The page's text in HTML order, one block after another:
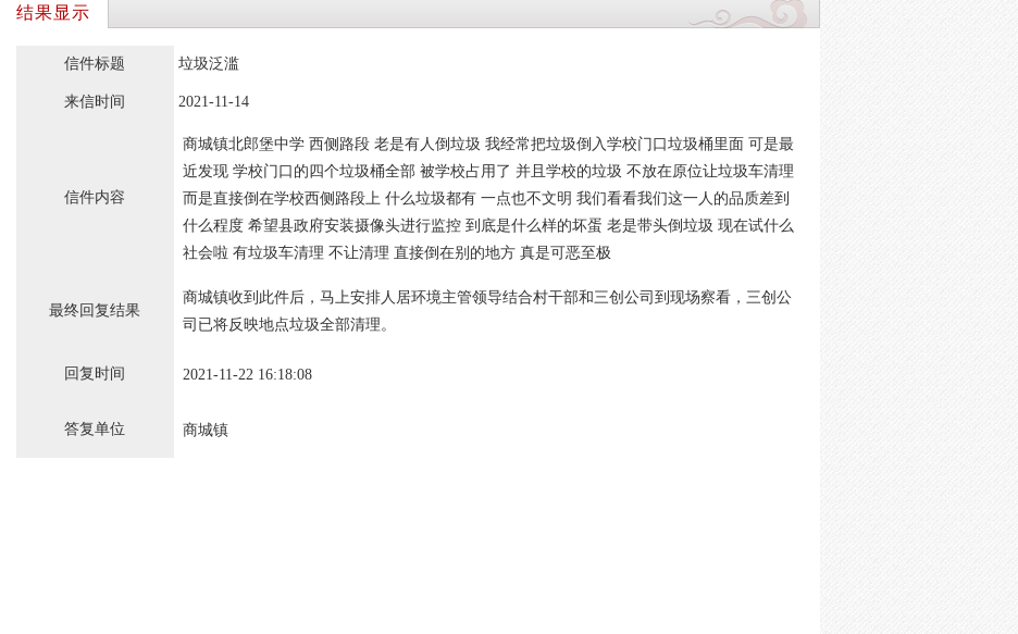
结果显示
信件标题 垃圾泛滥
来信时间 2021-11-14
信件内容
商城镇北郎堡中学 西侧路段 老是有人倒垃圾 我经常把垃圾倒入学校门口垃圾桶里面 可是最
近发现 学校门口的四个垃圾桶全部 被学校占用了 并且学校的垃圾 不放在原位让垃圾车清理
而是直接倒在学校西侧路段上 什么垃圾都有 一点也不文明 我们看看我们这一人的品质差到
什么程度 希望县政府安装摄像头进行监控 到底是什么样的坏蛋 老是带头倒垃圾 现在试什么
社会啦 有垃圾车清理 不让清理 直接倒在别的地方 真是可恶至极
最终回复结果
商城镇收到此件后，马上安排人居环境主管领导结合村干部和三创公司到现场察看，三创公
司已将反映地点垃圾全部清理。
回复时间 2021-11-22 16:18:08
答复单位 商城镇